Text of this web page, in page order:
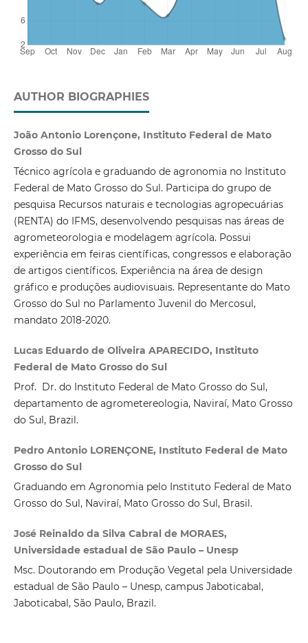
AUTHOR BIOGRAPHIES
João Antonio Lorençone, Instituto Federal de Mato
Grosso do Sul
Técnico agrícola e graduando de agronomia no Instituto
Federal de Mato Grosso do Sul. Participa do grupo de
pesquisa Recursos naturais e tecnologias agropecuárias
(RENTA) do IFMS, desenvolvendo pesquisas nas áreas de
agrometeorologia e modelagem agrícola. Possui
experiência em feiras científicas, congressos e elaboração
de artigos científicos. Experiência na área de design
gráfico e produções audiovisuais. Representante do Mato
Grosso do Sul no Parlamento Juvenil do Mercosul,
mandato 2018-2020.
Lucas Eduardo de Oliveira APARECIDO, Instituto
Federal de Mato Grosso do Sul
Prof. Dr. do Instituto Federal de Mato Grosso do Sul,
departamento de agrometereologia, Naviraí, Mato Grosso
do Sul, Brazil.
Pedro Antonio LORENÇONE, Instituto Federal de Mato
Grosso do Sul
Graduando em Agronomia pelo Instituto Federal de Mato
Grosso do Sul, Naviraí, Mato Grosso do Sul, Brasil.
José Reinaldo da Silva Cabral de MORAES,
Universidade estadual de São Paulo – Unesp
Msc. Doutorando em Produção Vegetal pela Universidade
estadual de São Paulo – Unesp, campus Jaboticabal,
Jaboticabal, São Paulo, Brazil.